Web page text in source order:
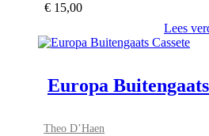
€ 15,00
Lees
Europa
Theo D’Haen